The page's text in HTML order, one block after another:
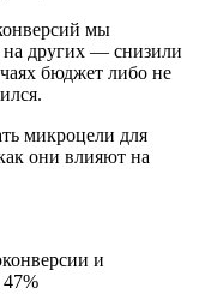
мы
на других — снизили
бюджет либо не
микроцели для
они влияют на
и
47%